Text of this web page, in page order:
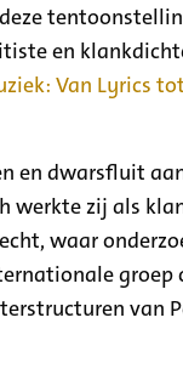
en
Van Lyrics
en dwarsfluit
werkte zij als
waar
groep
van